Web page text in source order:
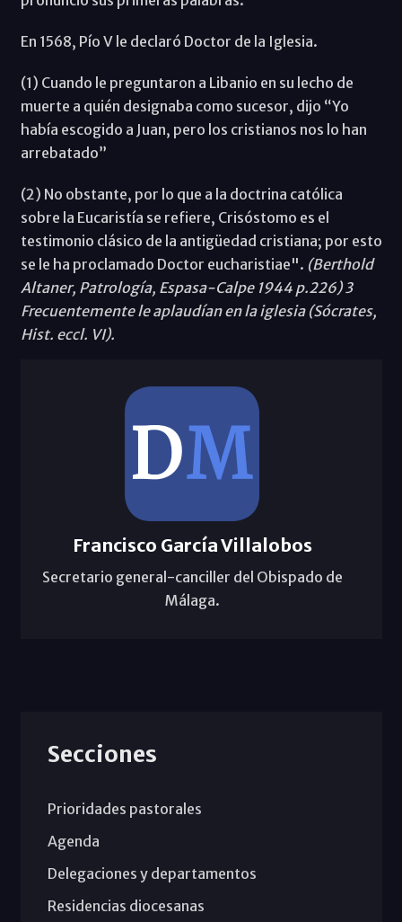
En 1568, Pío V le declaró Doctor de la Iglesia.
(1) Cuando le preguntaron a Libanio en su lecho de
muerte a quién designaba como sucesor, dijo “Yo
había escogido a Juan, pero los cristianos nos lo han
arrebatado”
(2) No obstante, por lo que a la doctrina católica
sobre la Eucaristía se refiere, Crisóstomo es el
testimonio clásico de la antigüedad cristiana; por esto
se le ha proclamado Doctor eucharistiae". (Berthold
Altaner, Patrología, Espasa-Calpe 1944 p.226) 3
Frecuentemente le aplaudían en la iglesia (Sócrates,
Hist. eccl. VI).
Francisco García Villalobos
Secretario general-canciller del Obispado de
Málaga.
Secciones
Prioridades pastorales
Agenda
Delegaciones y departamentos
Residencias diocesanas